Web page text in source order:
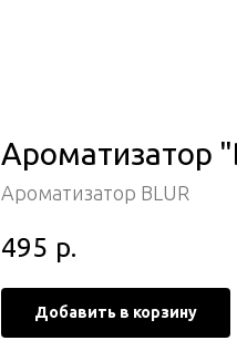
Ароматизатор
Ароматизатор BLUR
495 р.
Добавить в корзину